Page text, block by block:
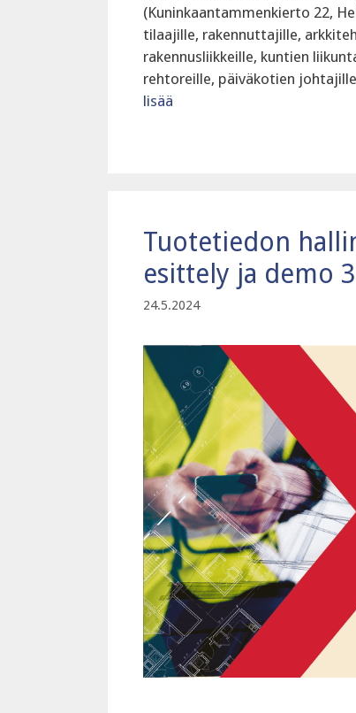
(Kuninkaantammenkierto 22,
tilaajille, rakennuttajille,
rakennusliikkeille, kuntien
rehtoreille, päiväkotien
lisää
Tuotetiedon
esittely ja demo
24.5.2024